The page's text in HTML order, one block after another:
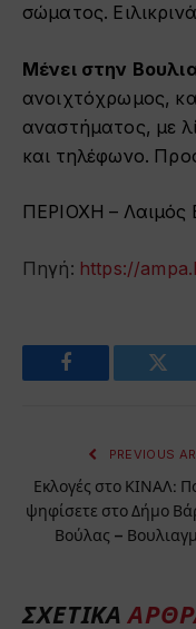
σώματος.
Μένει στην
ανοιχτόχρωμος,
αναστήματος, με
και τηλέφωνο.
ΠΕΡΙΟΧΗ – Λαιμός
Πηγή: https://
Facebook
PREVIOUS
Εκλογές στο ΚΙΝΑΛ:
ψηφίσετε στο Δήμο
Βούλας –
ΣΧΕΤΙΚΑ